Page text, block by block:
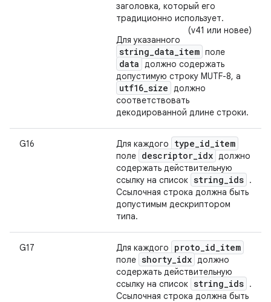
заголовка, который его
традиционно использует.
(v41 или новее)
Для указанного
string_data_item поле
data должно содержать
допустимую строку MUTF-8, а
utf16_size должно
соответствовать
декодированной длине строки.
G16 Для каждого type_id_item
поле descriptor_idx должно
содержать действительную
ссылку на список string_ids .
Ссылочная строка должна быть
допустимым дескриптором
типа.
G17 Для каждого proto_id_item
поле shorty_idx должно
содержать действительную
ссылку на список string_ids .
Ссылочная строка должна быть